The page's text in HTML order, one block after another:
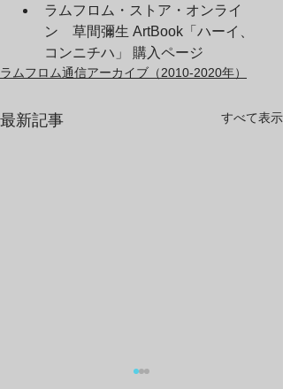
ラムフロム・ストア・オンライ
ン　草間彌生 ArtBook「ハーイ、
コンニチハ」 購入ページ
ラムフロム通信アーカイブ（2010-2020年）
最新記事 すべて表示